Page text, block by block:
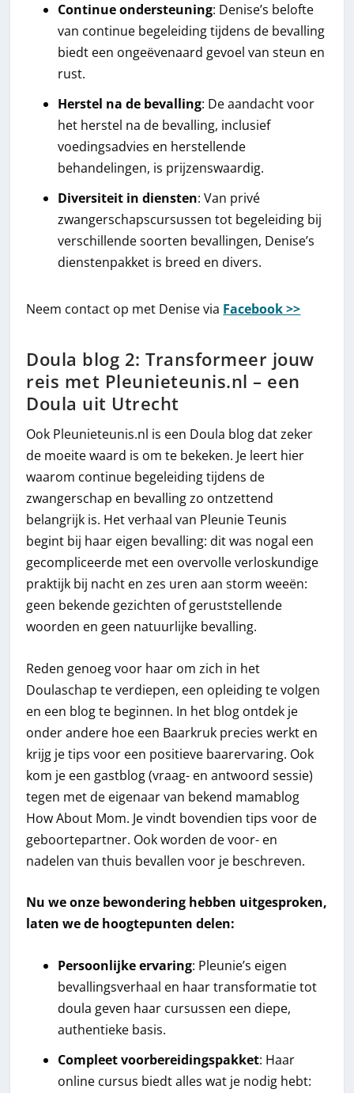
Continue ondersteuning: Denise’s belofte
van continue begeleiding tijdens de bevalling
biedt een ongeëvenaard gevoel van steun en
rust.
Herstel na de bevalling: De aandacht voor
het herstel na de bevalling, inclusief
voedingsadvies en herstellende
behandelingen, is prijzenswaardig.
Diversiteit in diensten: Van privé
zwangerschapscursussen tot begeleiding bij
verschillende soorten bevallingen, Denise’s
dienstenpakket is breed en divers.
Neem contact op met Denise via Facebook >>
Doula blog 2: Transformeer jouw
reis met Pleunieteunis.nl – een
Doula uit Utrecht
Ook Pleunieteunis.nl is een Doula blog dat zeker
de moeite waard is om te bekeken. Je leert hier
waarom continue begeleiding tijdens de
zwangerschap en bevalling zo ontzettend
belangrijk is. Het verhaal van Pleunie Teunis
begint bij haar eigen bevalling: dit was nogal een
gecompliceerde met een overvolle verloskundige
praktijk bij nacht en zes uren aan storm weeën:
geen bekende gezichten of geruststellende
woorden en geen natuurlijke bevalling.
Reden genoeg voor haar om zich in het
Doulaschap te verdiepen, een opleiding te volgen
en een blog te beginnen. In het blog ontdek je
onder andere hoe een Baarkruk precies werkt en
krijg je tips voor een positieve baarervaring. Ook
kom je een gastblog (vraag- en antwoord sessie)
tegen met de eigenaar van bekend mamablog
How About Mom. Je vindt bovendien tips voor de
geboortepartner. Ook worden de voor- en
nadelen van thuis bevallen voor je beschreven.
Nu we onze bewondering hebben uitgesproken,
laten we de hoogtepunten delen:
Persoonlijke ervaring: Pleunie’s eigen
bevallingsverhaal en haar transformatie tot
doula geven haar cursussen een diepe,
authentieke basis.
Compleet voorbereidingspakket: Haar
online cursus biedt alles wat je nodig hebt: